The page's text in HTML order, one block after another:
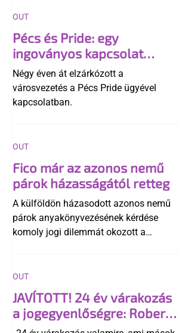
Pécs és Pride: egy
ingoványos kapcsolat
története
Négy éven át elzárkózott a
városvezetés a Pécs Pride ügyével
kapcsolatban.
OUT
Fico már az azonos nemű
párok házasságától retteg
A külföldön házasodott azonos nemű
párok anyakönyvezésének kérdése
komoly jogi dilemmát okozott a
egyértelműen tiltja a házasságuk
elismerését. Közben az ellenzéken belül
is vita robbant ki arról, hogy vissza
kellene-e vonni a kormány konzervatív
OUT
JAVÍTOTT! 24 év várakozás
a jogegyenlőségre: Robert
Biedroń megindító üzenete
OUT